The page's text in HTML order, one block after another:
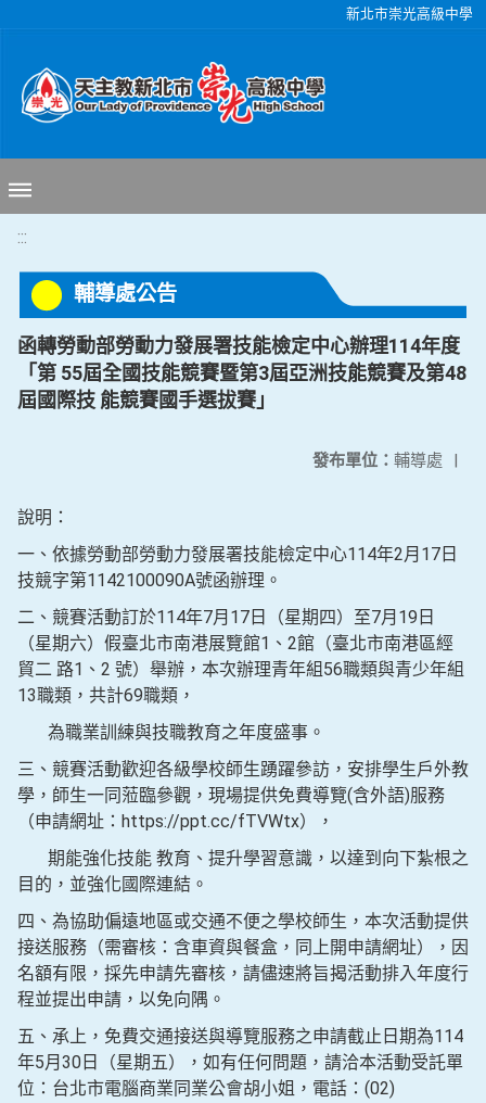
新北市崇光高級中學
:::
輔導處公告
函轉勞動部勞動力發展署技能檢定中心辦理114年度
「第 55屆全國技能競賽暨第3屆亞洲技能競賽及第48
屆國際技 能競賽國手選拔賽」
發布單位： 輔導處 |
說明：
一、依據勞動部勞動力發展署技能檢定中心114年2月17日
技競字第1142100090A號函辦理。
二、競賽活動訂於114年7月17日（星期四）至7月19日
（星期六）假臺北市南港展覽館1、2館（臺北市南港區經
貿二 路1、2 號）舉辦，本次辦理青年組56職類與青少年組
13職類，共計69職類，
為職業訓練與技職教育之年度盛事。
三、競賽活動歡迎各級學校師生踴躍參訪，安排學生戶外教
學，師生一同蒞臨參觀，現場提供免費導覽(含外語)服務
（申請網址：https://ppt.cc/fTVWtx），
期能強化技能 教育、提升學習意識，以達到向下紮根之
目的，並強化國際連結。
四、為協助偏遠地區或交通不便之學校師生，本次活動提供
接送服務（需審核：含車資與餐盒，同上開申請網址），因
名額有限，採先申請先審核，請儘速將旨揭活動排入年度行
程並提出申請，以免向隅。
五、承上，免費交通接送與導覽服務之申請截止日期為114
年5月30日（星期五），如有任何問題，請洽本活動受託單
位：台北市電腦商業同業公會胡小姐，電話：(02)